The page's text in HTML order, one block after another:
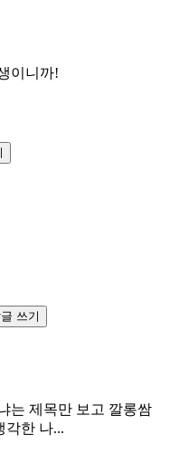
이니까!
쓰기
는 제목만 보고 깔롱쌈
각한 나...